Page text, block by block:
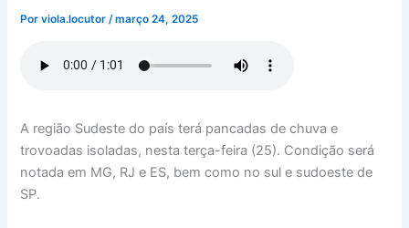
Porviola.locutor/março 24, 2025
A região Sudeste do país terá pancadas de chuva e
trovoadas isoladas, nesta terça-feira (25). Condição será
notada em MG, RJ e ES, bem como no sul e sudoeste de
SP.